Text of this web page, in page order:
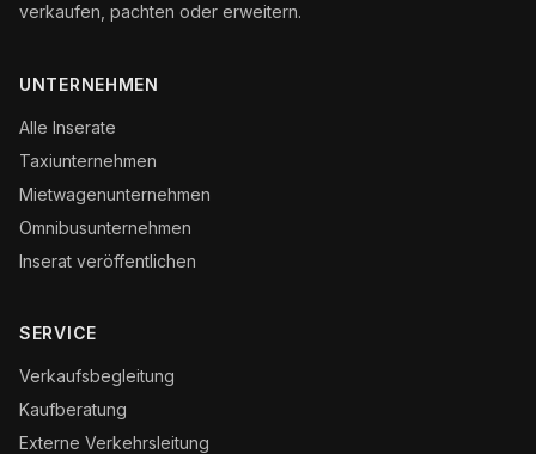
verkaufen, pachten oder erweitern.
UNTERNEHMEN
Alle Inserate
Taxiunternehmen
Mietwagenunternehmen
Omnibusunternehmen
Inserat veröffentlichen
SERVICE
Verkaufsbegleitung
Kaufberatung
Externe Verkehrsleitung